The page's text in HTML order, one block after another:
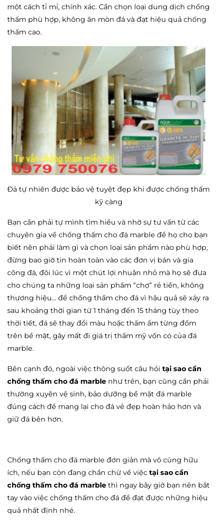
một cách tỉ mỉ, chính xác. Cần chọn loại dung dịch chống
thấm phù hợp, không ăn mòn đá và đạt hiệu quả chống
thấm cao.
Đá tự nhiên được bảo vệ tuyệt đẹp khi được chống thấm
kỹ càng
Bạn cần phải tự mình tìm hiểu và nhờ sự tư vấn từ các
chuyên gia về chống thấm cho đá marble để họ cho bạn
biết nên phải làm gì và chọn loại sản phẩm nào phù hợp,
đừng bao giờ tin hoàn toàn vào các đơn vị bán và gia
công đá, đôi lúc vì một chút lợi nhuận nhỏ mà họ sẽ đưa
cho chúng ta những loại sản phẩm “chợ” rẻ tiền, không
thương hiệu… để chống thấm cho đá vì hậu quả sẽ xảy ra
sau khoảng thời gian từ 1 tháng đến 15 tháng tùy theo
thời tiết, đá sẽ thay đổi màu hoặc thấm ẩm từng đốm
trên bề mặt, gây mất đi giá trị thẩm mỹ vốn có của đá
marble.
Bên cạnh đó, ngoài việc thông suốt câu hỏi tại sao cần
chống thấm cho đá marble như trên, bạn cũng cần phải
thường xuyên vệ sinh, bảo dưỡng bề mặt đá marble
đúng cách để mang lại cho đá vẻ đẹp hoàn hảo hơn và
giữ đá bên hơn.
Chống thấm cho đá marble đơn giản mà vô cùng hữu
ích, nếu bạn còn đang chần chừ về việc tại sao cần
chống thấm cho đá marble thì ngay bây giờ bạn nên bắt
tay vào việc chống thấm cho đá để đạt được những hiệu
quả nhất định nhé.